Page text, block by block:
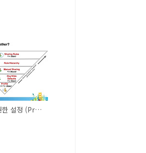
세일즈포스 권한 설정 (Profile Permission Sets)